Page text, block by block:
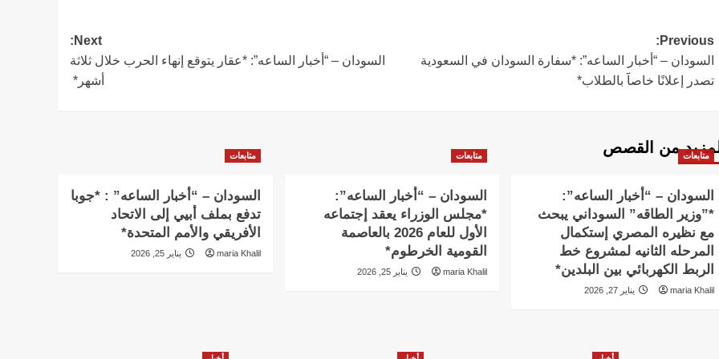
Post
navigation
Previous:
السودان – “أخبار الساعه”: *سفارة السودان في السعودية
تصدر إعلانًا خاصاََ بالطلاب*
Next:
السودان – “أخبار الساعه”: *عقار يتوقع إنهاء الحرب خلال ثلاثة
أشهر*
من القصص متابعات
السودان – “أخبار الساعه”:
*”وزير الطاقه” السوداني يبحث
مع نظيره المصري إستكمال
المرحله الثانيه لمشروع خط
الربط الكهربائي بين البلدين*
maria Khalil يناير 27, 2026
متابعات
السودان – “أخبار الساعه”:
*مجلس الوزراء يعقد إجتماعه
الأول للعام 2026 بالعاصمة
القومية الخرطوم*
maria Khalil يناير 25, 2026
متابعات
السودان – “أخبار الساعه” : *جوبا
تدفع بملف أبيي إلى الاتحاد
الأفريقي والأمم المتحدة*
maria Khalil يناير 25, 2026